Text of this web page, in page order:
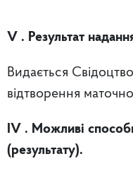
V . Результат
Видається
відтворення
IV . Можливі
(результату).